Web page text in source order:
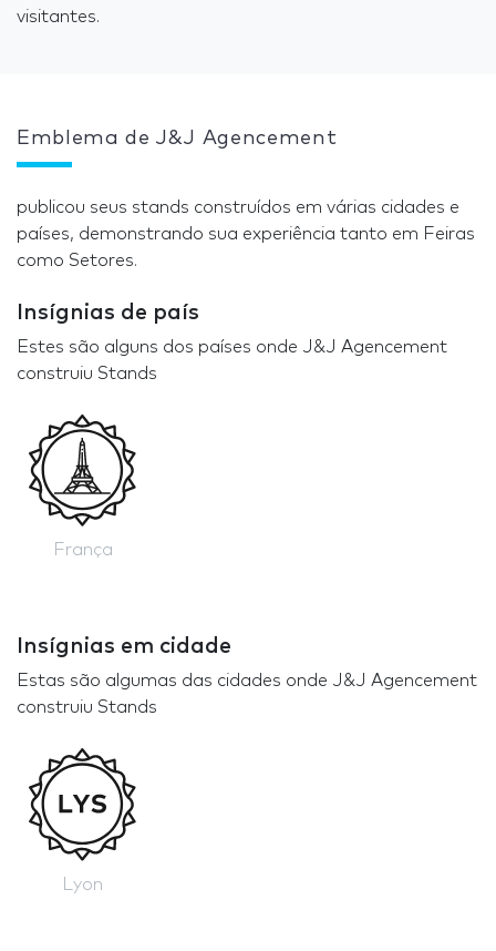
visitantes.
Emblema de J&J Agencement
publicou seus stands construídos em várias cidades e
países, demonstrando sua experiência tanto em Feiras
como Setores.
Insígnias de país
Estes são alguns dos países onde J&J Agencement
construiu Stands
França
Insígnias em cidade
Estas são algumas das cidades onde J&J Agencement
construiu Stands
Lyon